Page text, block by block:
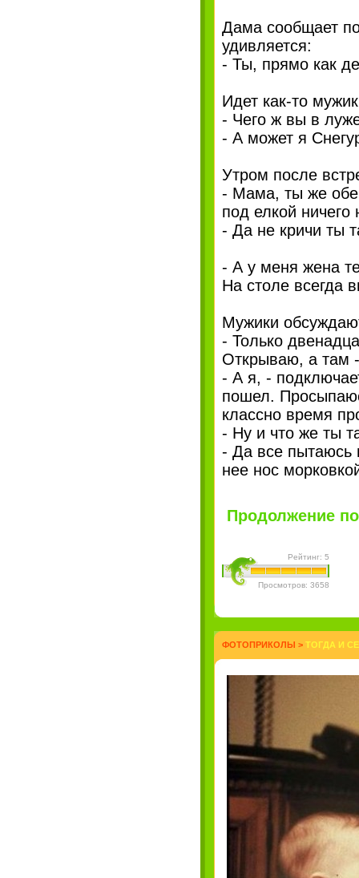
Дама сообщает
удивляется:
- Ты, прямо как
Идет как-то
- Чего ж вы в
- А может я
Утром после
- Мама, ты же
под елкой ничего
- Да не кричи ты
- А у меня жена
На столе всегда
Мужики
- Только
Открываю, а там
- А я, -
пошел.
классно время
- Ну и что же ты
- Да все пытаюсь
нее нос
Продолжение
Рейтинг: 5
Просмотров: 3658
ФОТОПРИКОЛЫ > ТОГДА И